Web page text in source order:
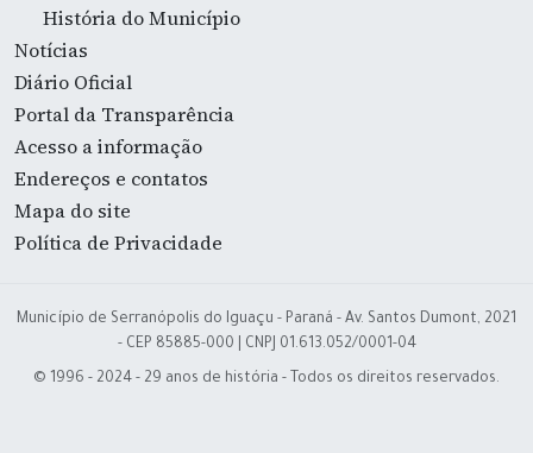
História do Município
Notícias
Diário Oficial
Portal da Transparência
Acesso a informação
Endereços e contatos
Mapa do site
Política de Privacidade
Município de Serranópolis do Iguaçu - Paraná - Av. Santos Dumont, 2021
- CEP 85885-000 | CNPJ 01.613.052/0001-04
© 1996 - 2024 - 29 anos de história - Todos os direitos reservados.